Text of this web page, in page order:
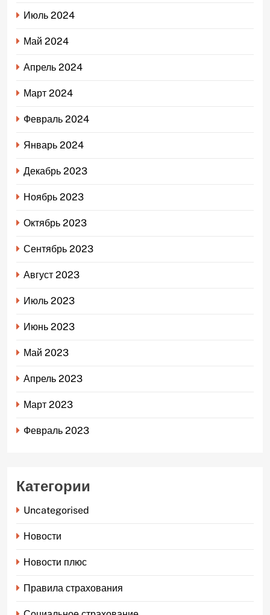
Июль 2024
Май 2024
Апрель 2024
Март 2024
Февраль 2024
Январь 2024
Декабрь 2023
Ноябрь 2023
Октябрь 2023
Сентябрь 2023
Август 2023
Июль 2023
Июнь 2023
Май 2023
Апрель 2023
Март 2023
Февраль 2023
Категории
Uncategorised
Новости
Новости плюс
Правила страхования